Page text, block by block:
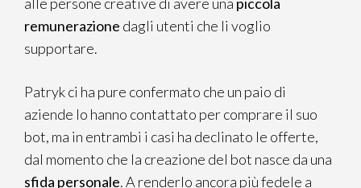
remunerazione dagli utenti che li voglio
supportare.
Patryk ci ha pure confermato che un paio di
aziende lo hanno contattato per comprare il suo
bot, ma in entrambi i casi ha declinato le offerte,
dal momento che la creazione del bot nasce da una
sfida personale. A renderlo ancora più fedele a